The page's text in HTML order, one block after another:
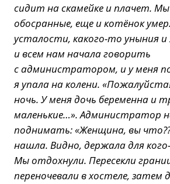
сидит на скамейке и плачет.
обосранные, еще и котёнок
усталости, какого-то уныния и
и всем нам начала говорить
с администратором, и у меня
я упала на колени.
ночь. У меня дочь беременна и
маленькие…». Администратор
поднимать: «Женщина, вы
нашла. Видно, держала для
Мы отдохнули. Пересекли
переночевали в хостеле, затем